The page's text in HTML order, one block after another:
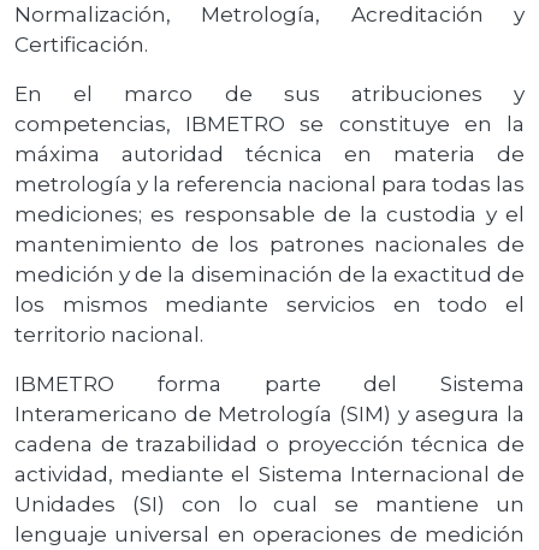
Normalización, Metrología, Acreditación y
Certificación.
En el marco de sus atribuciones y
competencias, IBMETRO se constituye en la
máxima autoridad técnica en materia de
metrología y la referencia nacional para todas las
mediciones; es responsable de la custodia y el
mantenimiento de los patrones nacionales de
medición y de la diseminación de la exactitud de
los mismos mediante servicios en todo el
territorio nacional.
IBMETRO forma parte del Sistema
Interamericano de Metrología (SIM) y asegura la
cadena de trazabilidad o proyección técnica de
actividad, mediante el Sistema Internacional de
Unidades (SI) con lo cual se mantiene un
lenguaje universal en operaciones de medición